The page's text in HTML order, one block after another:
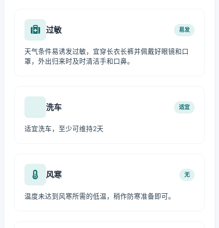
过敏 易发
天气条件易诱发过敏，宜穿长衣长裤并佩戴好眼镜和口
罩，外出归来时及时清洁手和口鼻。
洗车 适宜
适宜洗车，至少可维持2天
风寒 无
温度未达到风寒所需的低温，稍作防寒准备即可。